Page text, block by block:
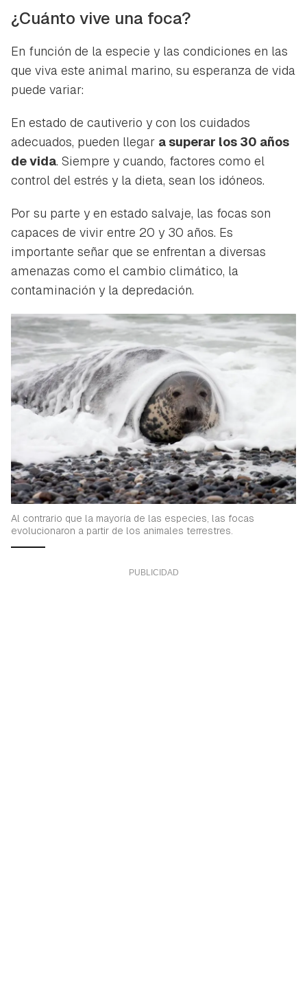
¿Cuánto vive una foca?
En función de la especie y las condiciones en las
que viva este animal marino, su esperanza de vida
puede variar:
En estado de cautiverio y con los cuidados
adecuados, pueden llegar a superar los 30 años
de vida. Siempre y cuando, factores como el
control del estrés y la dieta, sean los idóneos.
Por su parte y en estado salvaje, las focas son
capaces de vivir entre 20 y 30 años. Es
importante señar que se enfrentan a diversas
amenazas como el cambio climático, la
contaminación y la depredación.
Al contrario que la mayoría de las especies, las focas
evolucionaron a partir de los animales terrestres.